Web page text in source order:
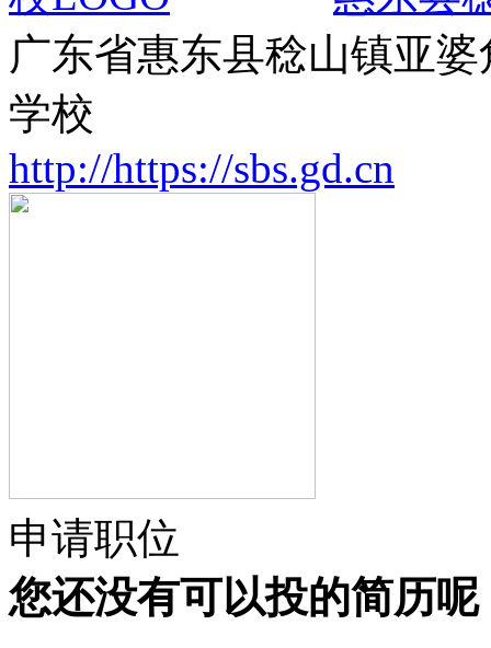
广东省惠东县稔山镇亚
学校
http://https://sbs.gd.cn
申请职位
您还没有可以投的简历呢